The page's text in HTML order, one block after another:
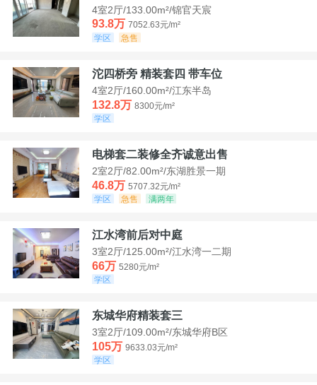
4室2厅/133.00m²/锦官天宸
93.8万 7052.63元/m²
学区
急售
沱四桥旁 精装套四 带车位
4室2厅/160.00m²/江东半岛
132.8万 8300元/m²
学区
电梯套二装修全齐诚意出售
2室2厅/82.00m²/东湖胜景一期
46.8万 5707.32元/m²
学区
急售 满两年
江水湾前后对中庭
3室2厅/125.00m²/江水湾一二期
66万 5280元/m²
学区
东城华府精装套三
3室2厅/109.00m²/东城华府B区
105万 9633.03元/m²
学区